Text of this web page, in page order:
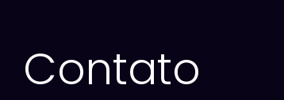
Contato